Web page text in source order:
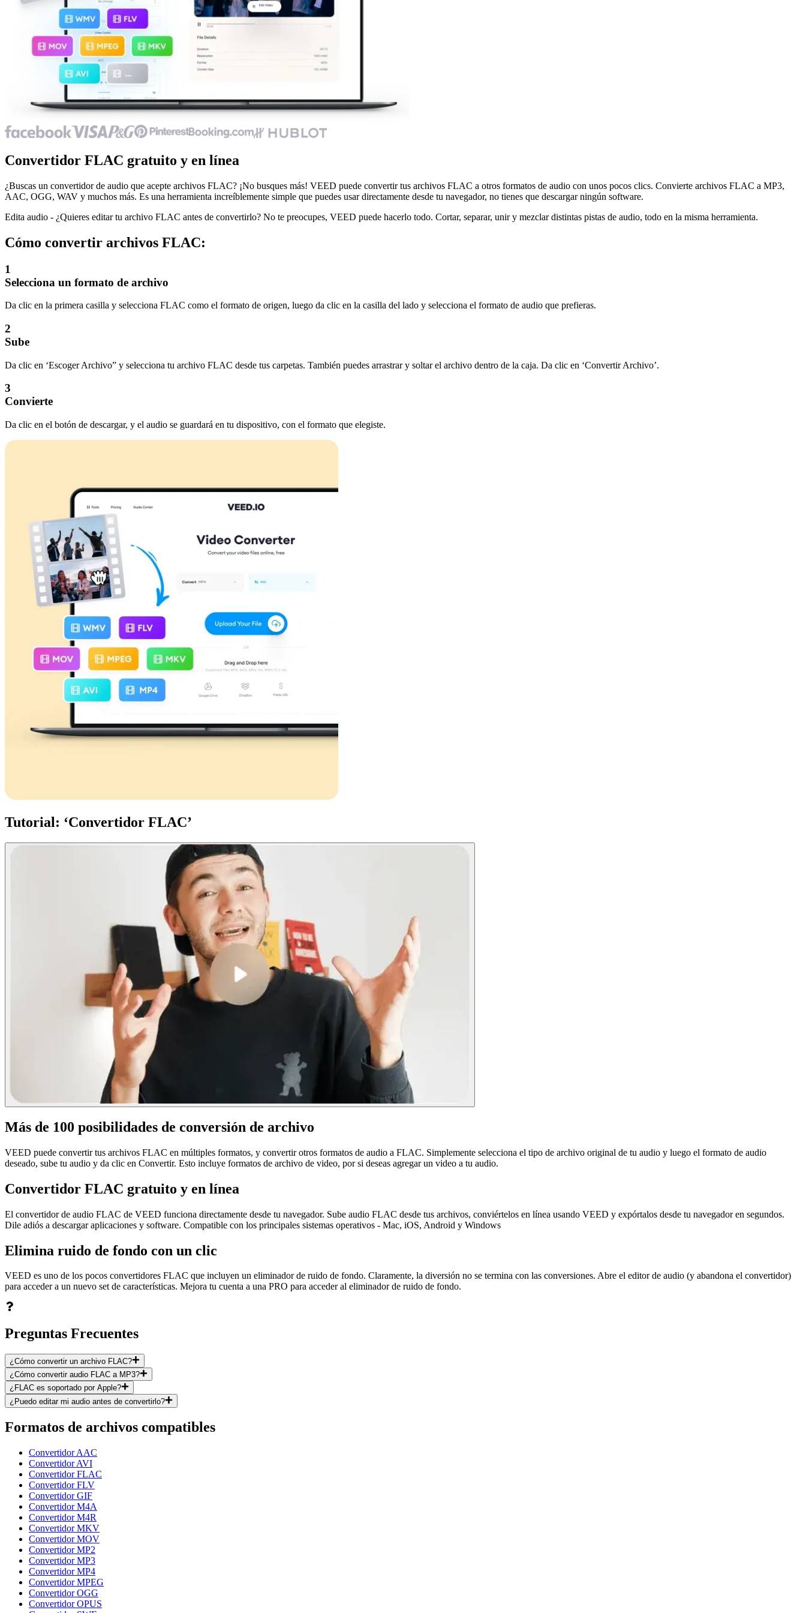
Convertidor FLAC gratuito y en línea
¿Buscas un convertidor de audio que acepte archivos FLAC? ¡No busques más! VEED puede convertir tus archivos FLAC a otros formatos de audio con unos pocos clics. Convierte archivos FLAC a MP3,
AAC, OGG, WAV y muchos más. Es una herramienta increíblemente simple que puedes usar directamente desde tu navegador, no tienes que descargar ningún software.
Edita audio - ¿Quieres editar tu archivo FLAC antes de convertirlo? No te preocupes, VEED puede hacerlo todo. Cortar, separar, unir y mezclar distintas pistas de audio, todo en la misma herramienta.
Cómo convertir archivos FLAC:
1
Selecciona un formato de archivo
Da clic en la primera casilla y selecciona FLAC como el formato de origen, luego da clic en la casilla del lado y selecciona el formato de audio que prefieras.
2
Sube
Da clic en ‘Escoger Archivo” y selecciona tu archivo FLAC desde tus carpetas. También puedes arrastrar y soltar el archivo dentro de la caja. Da clic en ‘Convertir Archivo’.
3
Convierte
Da clic en el botón de descargar, y el audio se guardará en tu dispositivo, con el formato que elegiste.
Tutorial: ‘Convertidor FLAC’
Más de 100 posibilidades de conversión de archivo
VEED puede convertir tus archivos FLAC en múltiples formatos, y convertir otros formatos de audio a FLAC. Simplemente selecciona el tipo de archivo original de tu audio y luego el formato de audio
deseado, sube tu audio y da clic en Convertir. Esto incluye formatos de archivo de video, por si deseas agregar un video a tu audio.
Convertidor FLAC gratuito y en línea
El convertidor de audio FLAC de VEED funciona directamente desde tu navegador. Sube audio FLAC desde tus archivos, conviértelos en línea usando VEED y expórtalos desde tu navegador en segundos.
Dile adiós a descargar aplicaciones y software. Compatible con los principales sistemas operativos - Mac, iOS, Android y Windows
Elimina ruido de fondo con un clic
VEED es uno de los pocos convertidores FLAC que incluyen un eliminador de ruido de fondo. Claramente, la diversión no se termina con las conversiones. Abre el editor de audio (y abandona el convertidor)
para acceder a un nuevo set de características. Mejora tu cuenta a una PRO para acceder al eliminador de ruido de fondo.
Preguntas Frecuentes
¿Cómo convertir un archivo FLAC?
¿Cómo convertir audio FLAC a MP3?
¿FLAC es soportado por Apple?
¿Puedo editar mi audio antes de convertirlo?
Formatos de archivos compatibles
Convertidor AAC
Convertidor AVI
Convertidor FLAC
Convertidor FLV
Convertidor GIF
Convertidor M4A
Convertidor M4R
Convertidor MKV
Convertidor MOV
Convertidor MP2
Convertidor MP3
Convertidor MP4
Convertidor MPEG
Convertidor OGG
Convertidor OPUS